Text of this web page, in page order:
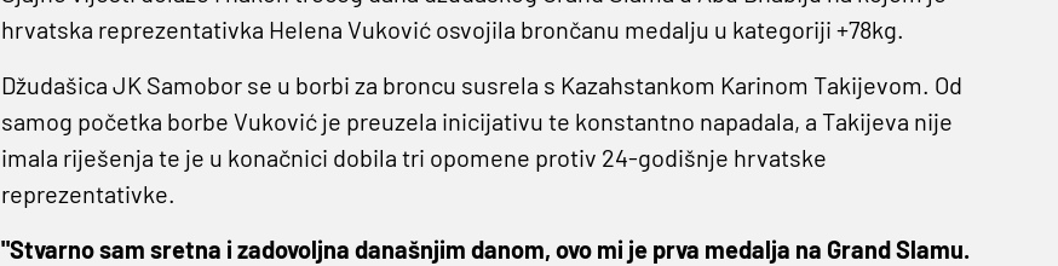
hrvatska reprezentativka Helena Vuković osvojila brončanu medalju u kategoriji +78kg.
Džudašica JK Samobor se u borbi za broncu susrela s Kazahstankom Karinom Takijevom. Od
samog početka borbe Vuković je preuzela inicijativu te konstantno napadala, a Takijeva nije
imala riješenja te je u konačnici dobila tri opomene protiv 24-godišnje hrvatske
reprezentativke.
"Stvarno sam sretna i zadovoljna današnjim danom, ovo mi je prva medalja na Grand Slamu.